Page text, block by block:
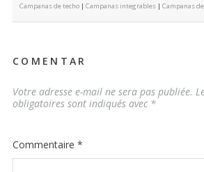
Campanas de techo | Campanas integrables | Campanas
COMENTAR
Votre adresse e-mail ne sera pas publiée.
obligatoires sont indiqués avec *
Commentaire *